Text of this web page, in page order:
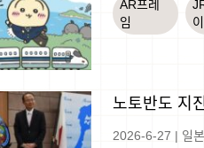
AR프레
임
이
노토반도 지
2026-6-27 | 일